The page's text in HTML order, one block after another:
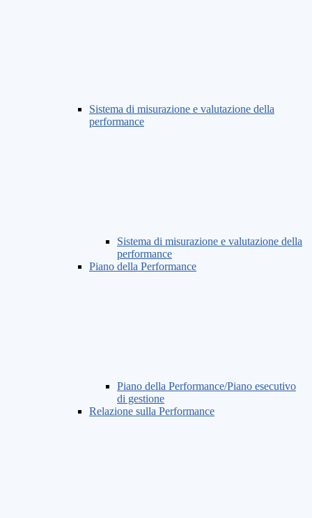
Sistema di misurazione e valutazione della
performance
Sistema di misurazione e valutazione della
performance
Piano della Performance
Piano della Performance/Piano esecutivo
di gestione
Relazione sulla Performance